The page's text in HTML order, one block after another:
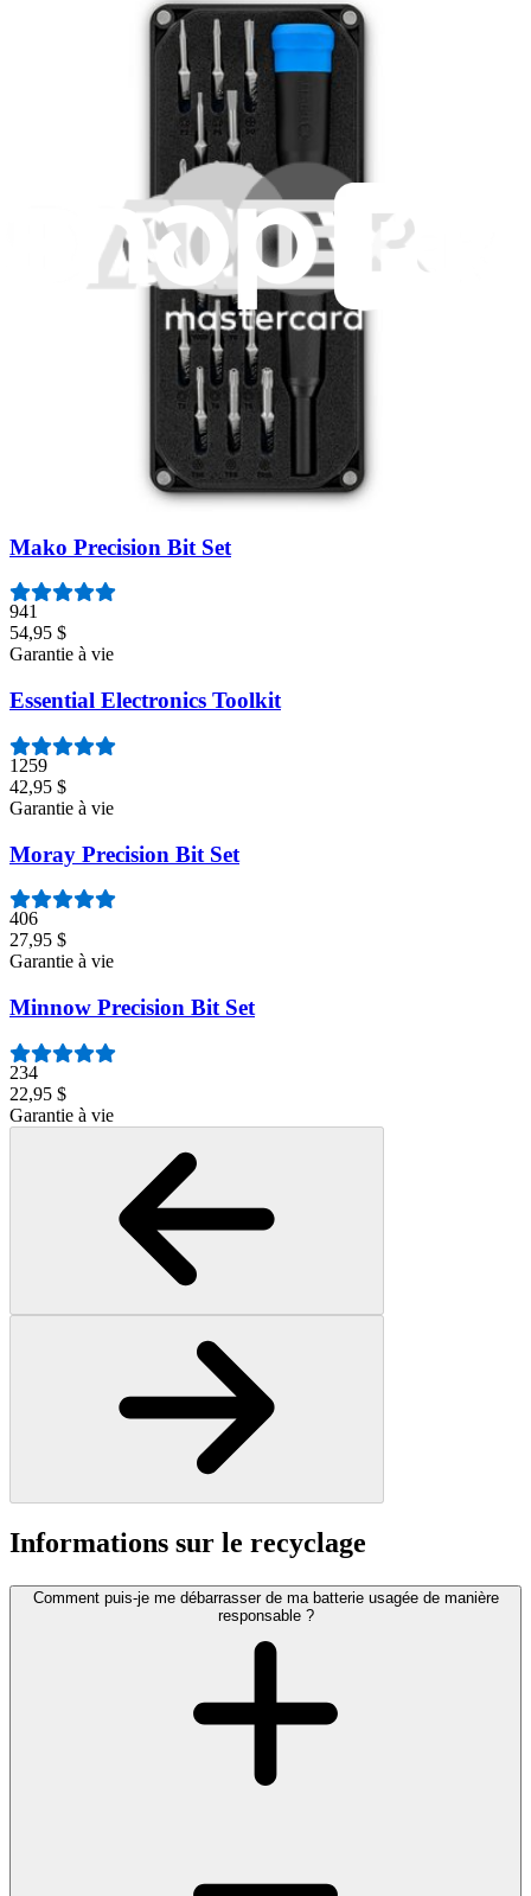
Batterie externe multifonction FixHub
Station de soudage portable FixHub
Produits en vedette
Mako Precision Bit Set
941
54,95 $
Garantie à vie
Essential Electronics Toolkit
1259
42,95 $
Garantie à vie
Moray Precision Bit Set
406
27,95 $
Garantie à vie
Minnow Precision Bit Set
234
22,95 $
Garantie à vie
Informations sur le recyclage
Comment puis-je me débarrasser de ma batterie usagée de manière
responsable ?